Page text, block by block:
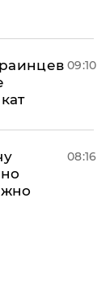
09:10
08:16